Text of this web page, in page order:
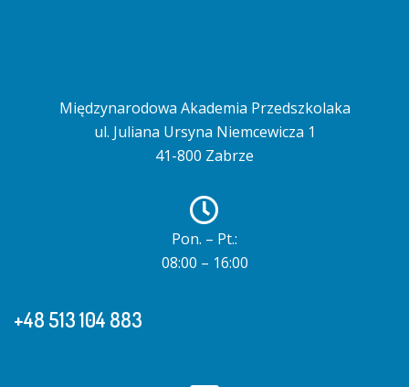
Międzynarodowa Akademia Przedszkolaka
ul. Juliana Ursyna Niemcewicza 1
41-800 Zabrze
Pon. – Pt.:
08:00 – 16:00
+48 513 104 883